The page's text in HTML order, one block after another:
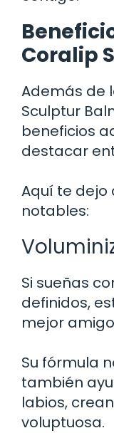
Coralip
Además de
Sculptur
beneficios
destacar
Aquí te dejo
notables:
Si sueñas
definidos,
mejor
Su fórmula
también
labios,
voluptuosa.